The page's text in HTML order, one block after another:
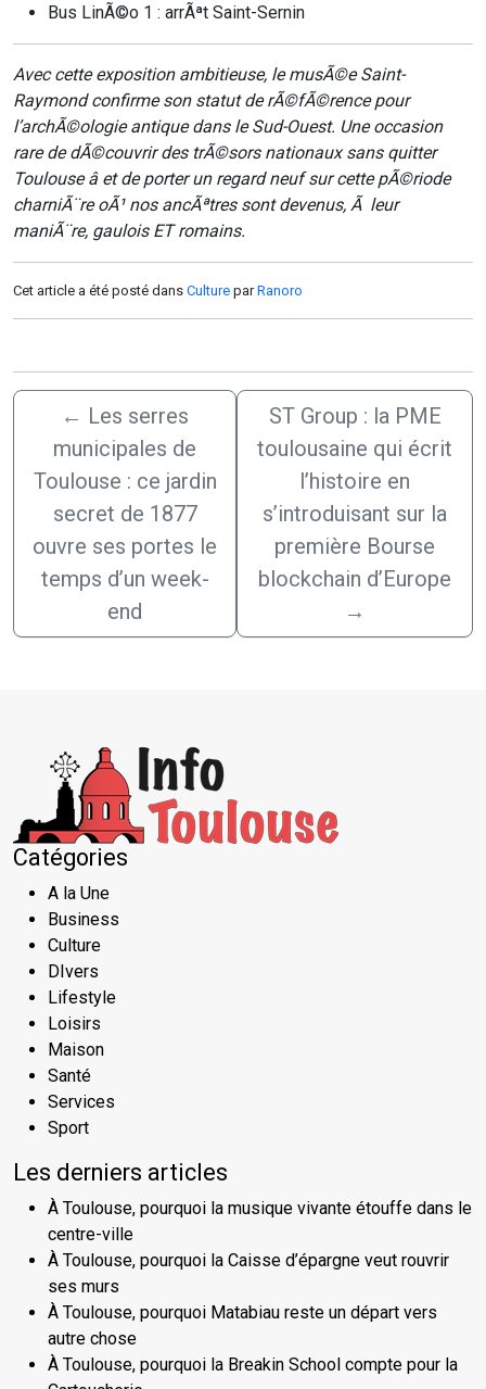
Bus LinÃ©o 1 : arrÃªt Saint-Sernin
Avec cette exposition ambitieuse, le musÃ©e Saint-
Raymond confirme son statut de rÃ©fÃ©rence pour
l’archÃ©ologie antique dans le Sud-Ouest. Une occasion
rare de dÃ©couvrir des trÃ©sors nationaux sans quitter
Toulouse â et de porter un regard neuf sur cette pÃ©riode
charniÃ¨re oÃ¹ nos ancÃªtres sont devenus, Ã leur
maniÃ¨re, gaulois ET romains.
Cet article a été posté dans Culture parRanoro
← Les serres
municipales de
Toulouse : ce jardin
secret de 1877
ouvre ses portes le
temps d’un week-
end
ST Group : la PME
toulousaine qui écrit
l’histoire en
s’introduisant sur la
première Bourse
blockchain d’Europe
→
Catégories
A la Une
Business
Culture
DIvers
Lifestyle
Loisirs
Maison
Santé
Services
Sport
Les derniers articles
À Toulouse, pourquoi la musique vivante étouffe dans le
centre-ville
À Toulouse, pourquoi la Caisse d’épargne veut rouvrir
ses murs
À Toulouse, pourquoi Matabiau reste un départ vers
autre chose
À Toulouse, pourquoi la Breakin School compte pour la